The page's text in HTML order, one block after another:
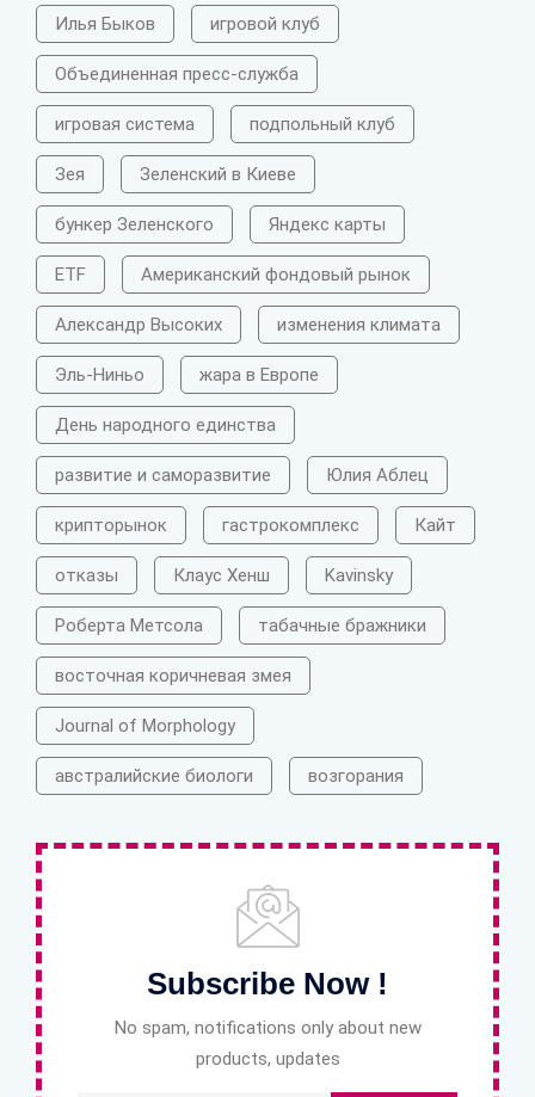
Илья Быков игровой клуб
Объединенная пресс-служба
игровая система подпольный клуб
Зея Зеленский в Киеве
бункер Зеленского Яндекс карты
ETF Американский фондовый рынок
Александр Высоких изменения климата
Эль-Ниньо жара в Европе
День народного единства
развитие и саморазвитие Юлия Аблец
крипторынок гастрокомплекс Кайт
отказы Клаус Хенш Kavinsky
Роберта Метсола табачные бражники
восточная коричневая змея
Journal of Morphology
австралийские биологи возгорания
Subscribe Now !
No spam, notifications only about new
products, updates